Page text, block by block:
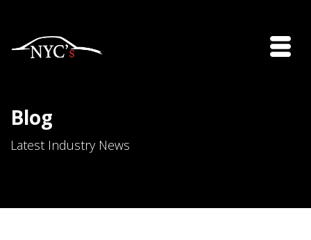
Blog
Latest Industry News